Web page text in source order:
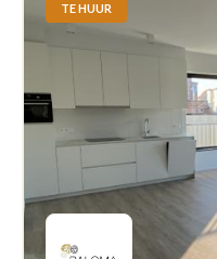
TE HUUR